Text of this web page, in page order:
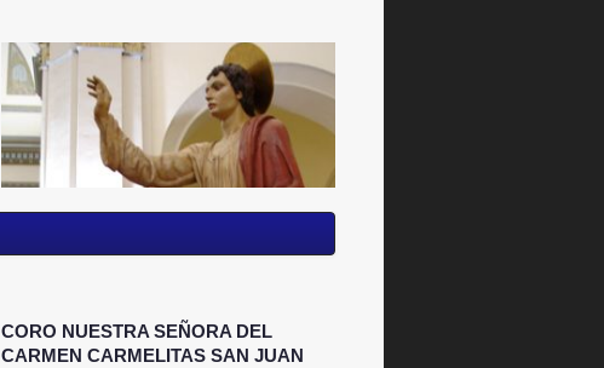
CORO NUESTRA SEÑORA DEL
CARMEN CARMELITAS SAN JUAN